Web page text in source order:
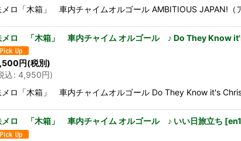
メロ「木箱」 車内チャイムオルゴール AMBITIOUS JAPAN!
メロ 「木箱」 車内チャイム オルゴール ♪ Do They Know
円(税別)
込: 4,950円)
メロ「木箱」 車内チャイムオルゴール Do They Know it's
メロ 「木箱」 車内チャイム オルゴール ♪ いい日旅立ち [